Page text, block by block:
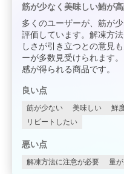
筋が少なく美味しい鮪が
多くのユーザーが、筋が
評価しています。解凍方
しさが引き立つとの意見
ーが多数見受けられます
感が得られる商品です。
良い点
筋が少ない 美味しい 鮮
リピートしたい
悪い点
解凍方法に注意が必要 量